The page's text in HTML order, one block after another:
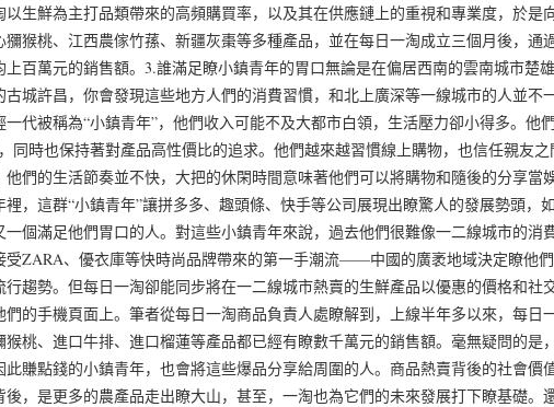
以生鮮為主打品類帶來的高頻購買率，以及其在供應鏈上的重視和專業度，於是
獼猴桃、江西農傢竹蓀、新疆灰棗等多種產品，並在每日一淘成立三個月後，通
上百萬元的銷售額。3.誰滿足瞭小鎮青年的胃口無論是在偏居西南的雲南城市楚
古城許昌，你會發現這些地方人們的消費習慣，和北上廣深等一線城市的人並不
一代被稱為“小鎮青年”，他們收入可能不及大都市白領，生活壓力卻小得多。他
同時也保持著對產品高性價比的追求。他們越來越習慣線上購物，也信任親友之
他們的生活節奏並不快，大把的休閑時間意味著他們可以將購物和隨後的分享當
裡，這群“小鎮青年”讓拼多多、趣頭條、快手等公司展現出瞭驚人的發展勢頭，
一個滿足他們胃口的人。對這些小鎮青年來說，過去他們很難像一二線城市的消費
受ZARA、優衣庫等快時尚品牌帶來的第一手潮流——中國的廣袤地域決定瞭他
行趨勢。但每日一淘卻能同步將在一二線城市熱賣的生鮮產品以優惠的價格和社
們的手機頁面上。筆者從每日一淘商品負責人處瞭解到，上線半年多以來，每日
猴桃、進口牛排、進口榴蓮等產品都已經有瞭數千萬元的銷售額。毫無疑問的是，
此賺點錢的小鎮青年，也會將這些爆品分享給周圍的人。商品熱賣背後的社會價
後，是更多的農產品走出瞭大山，甚至，一淘也為它們的未來發展打下瞭基礎。